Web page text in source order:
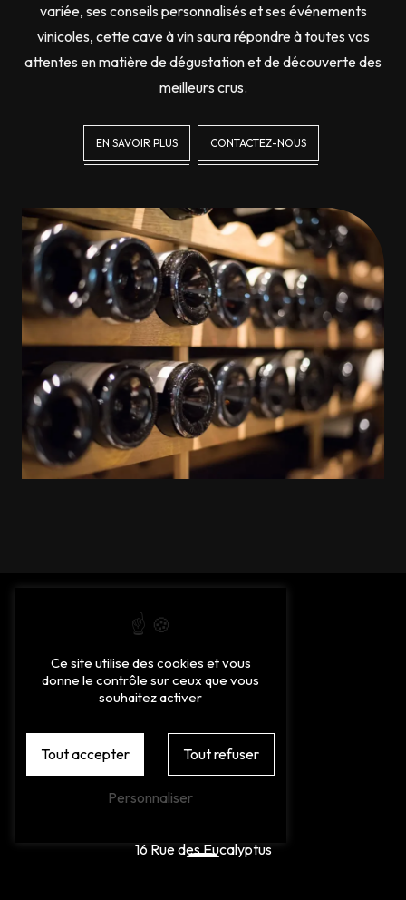
variée, ses conseils personnalisés et ses événements
vinicoles, cette cave à vin saura répondre à toutes vos
attentes en matière de dégustation et de découverte des
meilleurs crus.
EN SAVOIR PLUS CONTACTEZ-NOUS
16 Rue des Eucalyptus
Ce site utilise des cookies et vous
donne le contrôle sur ceux que vous
souhaitez activer
Tout accepter Tout refuser
Personnaliser